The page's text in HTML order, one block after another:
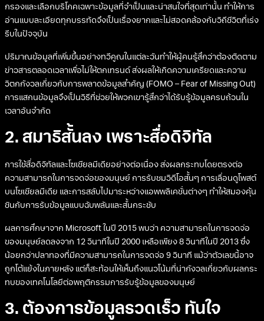
กรองและเลือกบริโภคเฉพาะข้อมูลที่จำเป็นและน่าสนใจที่สุดเท่านั้น ทำให้การ
อ่านแบบละเอียดทุกบรรทัดจึงเป็นเรื่องยากและไม่สอดคล้องกับวิถีชีวิตที่เร่ง
รีบในปัจจุบัน
ปริมาณข้อมูลที่เพิ่มขึ้นอย่างทวีคูณในแต่ละวันทำให้ผู้คนรู้สึกว่าต้องติดตาม
ข่าวสารตลอดเวลาเพื่อไม่ให้ตกเทรนด์ ส่งผลให้เกิดความเครียดและความ
วิตกกังวลเกี่ยวกับการพลาดข้อมูลสำคัญ (FOMO – Fear of Missing Out)
การแสกนข้อมูลจึงเป็นวิธีที่ช่วยให้พวกเขารู้สึกว่าได้รับรู้ข้อมูลครบถ้วนใน
เวลาอันจำกัด
2. สมาธิสั้นลง เพราะสื่อดิจิทัล
การใช้สื่อดิจิทัลและโซเชียลมีเดียอย่างต่อเนื่อง ส่งผลกระทบโดยตรงต่อ
ความสามารถในการจดจ่อของมนุษย์ การรับชมวิดีโอสั้นๆ การเลื่อนดูโพสต์
บนโซเชียลมีเดีย และการสลับไปมาระหว่างแอพพลิเคชั่นต่างๆ ทำให้สมองคุ้น
ชินกับการรับข้อมูลแบบฉับพลันและสั้นกระชับ
ผลการศึกษาจาก Microsoft ในปี 2015 พบว่า ความสามารถในการจดจ่อ
ของมนุษย์ลดลงจาก 12 วินาทีในปี 2000 เหลือเพียง 8 วินาทีในปี 2013 ซึ่ง
น้อยกว่าปลาทองที่มีความสามารถในการจดจ่อ 9 วินาที แม้ว่าตัวเลขนี้อาจ
ถูกโต้แย้งในภายหลัง แต่ก็สะท้อนให้เห็นถึงแนวโน้มที่น่ากังวลเกี่ยวกับผลกระ
ทบของเทคโนโลยีต่อพฤติกรรมการรับรู้ข้อมูลของมนุษย์
3. ต้องการข้อมูลรวดเร็ว ทันใจ